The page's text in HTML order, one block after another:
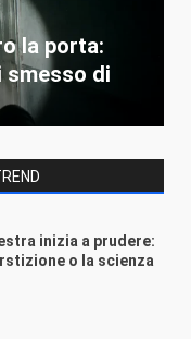
la porta:
smesso di
solo noi
inizia a prudere:
o la scienza